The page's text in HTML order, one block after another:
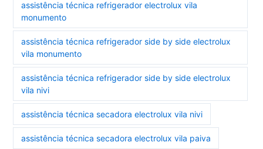
assistência técnica refrigerador electrolux vila
monumento
assistência técnica refrigerador side by side electrolux
vila monumento
assistência técnica refrigerador side by side electrolux
vila nivi
assistência técnica secadora electrolux vila nivi
assistência técnica secadora electrolux vila paiva